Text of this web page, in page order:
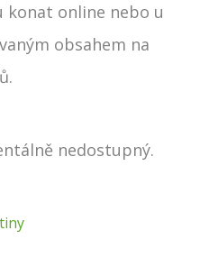
konat online nebo u
obsahem na
nedostupný.